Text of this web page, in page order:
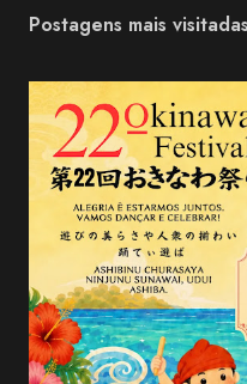
Postagens mais